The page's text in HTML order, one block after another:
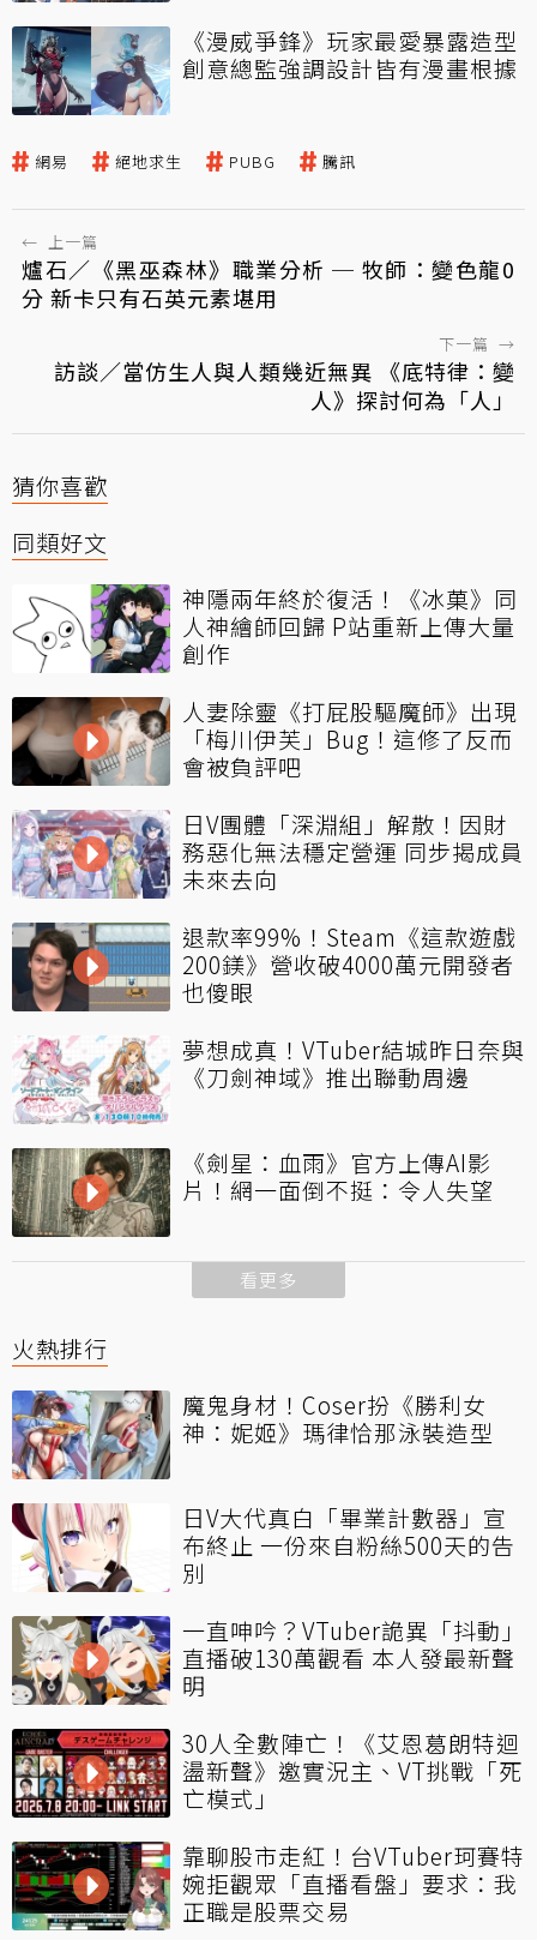
《漫威爭鋒》玩家最愛暴露造型
創意總監強調設計皆有漫畫根據
網易 絕地求生 PUBG 騰訊
← 上一篇
爐石／《黑巫森林》職業分析 ─ 牧師：變色龍0
分 新卡只有石英元素堪用
下一篇 →
訪談／當仿生人與人類幾近無異 《底特律：變
人》探討何為「人」
猜你喜歡
同類好文
神隱兩年終於復活！《冰菓》同
人神繪師回歸 P站重新上傳大量
創作
人妻除靈《打屁股驅魔師》出現
「梅川伊芙」Bug！這修了反而
會被負評吧
日V團體「深淵組」解散！因財
務惡化無法穩定營運 同步揭成員
未來去向
退款率99%！Steam《這款遊戲
200鎂》營收破4000萬元開發者
也傻眼
夢想成真！VTuber結城昨日奈與
《刀劍神域》推出聯動周邊
《劍星：血雨》官方上傳AI影
片！網一面倒不挺：令人失望
看更多
火熱排行
魔鬼身材！Coser扮《勝利女
神：妮姬》瑪律恰那泳裝造型
日V大代真白「畢業計數器」宣
布終止 一份來自粉絲500天的告
別
一直呻吟？VTuber詭異「抖動」
直播破130萬觀看 本人發最新聲
明
30人全數陣亡！《艾恩葛朗特迴
盪新聲》邀實況主、VT挑戰「死
亡模式」
靠聊股市走紅！台VTuber珂賽特
婉拒觀眾「直播看盤」要求：我
正職是股票交易